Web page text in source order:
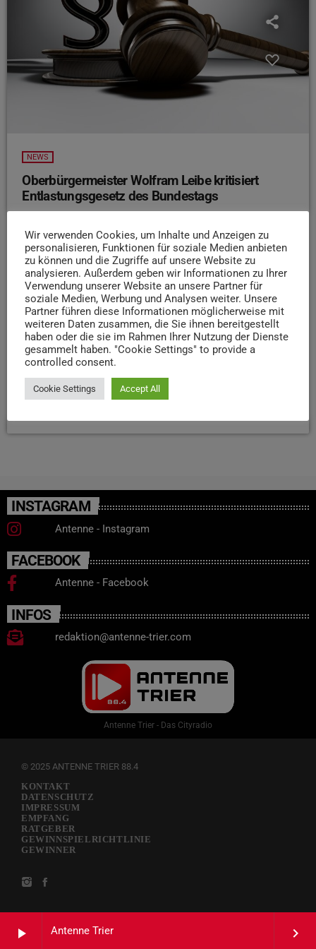
play_arrow Antenne Trier keyboard_arrow_right
NEWS
Oberbürgermeister Wolfram Leibe kritisiert
Entlastungsgesetz des Bundestags
zur Entlastung der Länder und ihrer Kommunen“ des
Bundestags. Nach Angaben des SWR nennt Leibe das
Gesetz „eine Frechheit“. Eine Stadt wie Trier würde dem
Oberbürgermeister zu Folge durch die Entlastung jährlich
etwa 600.000 Euro erhalten, die Stadt hätte allerdings
allein in diesem Jahr ein Haushaltsdefizit von mindestens
56 Millionen Euro. Das Gesetz sei nichts, was der Stadt
wirklich helfe. Viele Ausgaben der Kommunen kommen
eigentlich aus Gesetzen, die der Bund beschlossen hat.
Länder […]
INSTAGRAM
Antenne - Instagram
FACEBOOK
Antenne - Facebook
INFOS
redaktion@antenne-trier.com
Antenne Trier - Das Cityradio
© 2025 ANTENNE TRIER 88.4
KONTAKT
DATENSCHUTZ
IMPRESSUM
EMPFANG
RATGEBER
GEWINNSPIELRICHTLINIE
GEWINNER
Wir verwenden Cookies, um Inhalte und Anzeigen zu
personalisieren, Funktionen für soziale Medien anbieten
zu können und die Zugriffe auf unsere Website zu
analysieren. Außerdem geben wir Informationen zu Ihrer
Verwendung unserer Website an unsere Partner für
soziale Medien, Werbung und Analysen weiter. Unsere
Partner führen diese Informationen möglicherweise mit
weiteren Daten zusammen, die Sie ihnen bereitgestellt
haben oder die sie im Rahmen Ihrer Nutzung der Dienste
gesammelt haben. "Cookie Settings" to provide a
controlled consent.
Cookie Settings Accept All